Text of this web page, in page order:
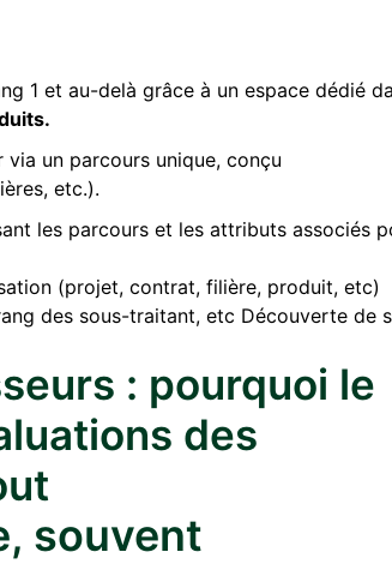
1 et au-delà grâce à un espace dédié
un parcours unique, conçu
etc.).
les parcours et les attributs associés
(projet, contrat, filière, produit, etc)
des sous-traitant, etc Découverte de
: pourquoi le
des
souvent